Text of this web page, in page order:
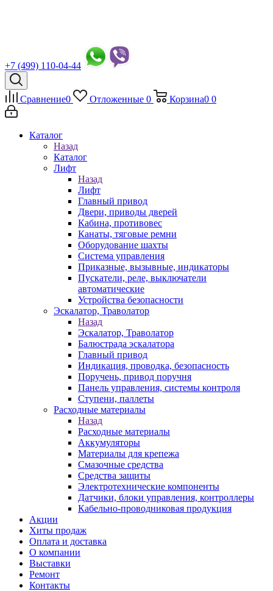
+7 (499) 110-04-44
Сравнение0 Отложенные 0 Корзина0 0
Каталог
Назад
Каталог
Лифт
Назад
Лифт
Главный привод
Двери, приводы дверей
Кабина, противовес
Канаты, тяговые ремни
Оборудование шахты
Система управления
Приказные, вызывные, индикаторы
Пускатели, реле, выключатели
автоматические
Устройства безопасности
Эскалатор, Траволатор
Назад
Эскалатор, Траволатор
Балюстрада эскалатора
Главный привод
Индикация, проводка, безопасность
Поручень, привод поручня
Панель управления, системы контроля
Ступени, паллеты
Расходные материалы
Назад
Расходные материалы
Аккумуляторы
Материалы для крепежа
Смазочные средства
Средства защиты
Электротехнические компоненты
Датчики, блоки управления, контроллеры
Кабельно-проводниковая продукция
Акции
Хиты продаж
Оплата и доставка
О компании
Выставки
Ремонт
Контакты